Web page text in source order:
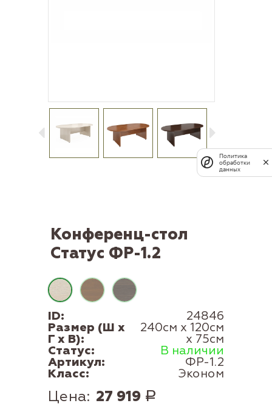
Конференц-стол
Статус ФР-1.2
ID: 24846
Размер (Ш x
Г x В):
240см x 120см
x 75см
Статус: В наличии
Артикул: ФР-1.2
Класс: Эконом
Цена: 27 919 Р
Политика
обработки
данных